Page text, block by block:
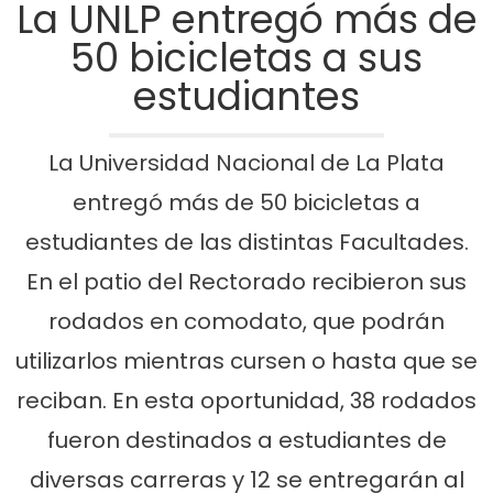
La UNLP entregó más de
50 bicicletas a sus
estudiantes
La Universidad Nacional de La Plata
entregó más de 50 bicicletas a
estudiantes de las distintas Facultades.
En el patio del Rectorado recibieron sus
rodados en comodato, que podrán
utilizarlos mientras cursen o hasta que se
reciban. En esta oportunidad, 38 rodados
fueron destinados a estudiantes de
diversas carreras y 12 se entregarán al